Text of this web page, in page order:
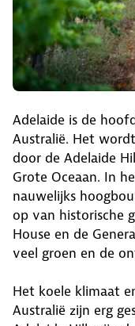
Adelaide is de
Australië. Het
door de Adelaide
Grote Oceaan. In
nauwelijks
op van historische
House en de
veel groen en de
Het koele klimaat
Australië zijn erg